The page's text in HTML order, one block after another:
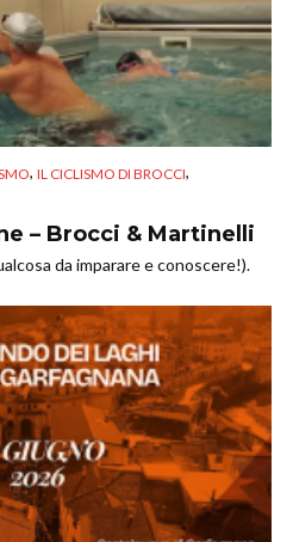
, IL CICLISMO DI BROCCI,
– Brocci & Martinelli
da imparare e conoscere!).